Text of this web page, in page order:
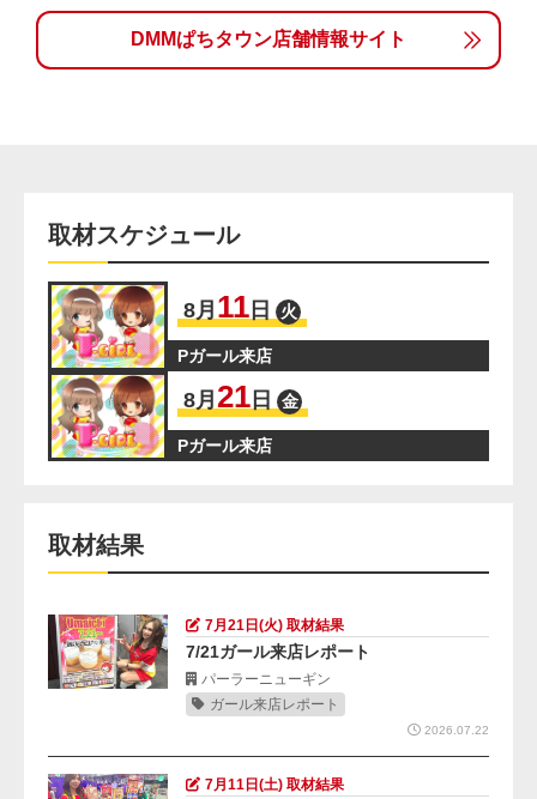
DMMぱちタウン店舗情報サイト
取材スケジュール
8月 11 日 火
Pガール来店
8月 21 日 金
Pガール来店
取材結果
7月21日(火) 取材結果
7/21ガール来店レポート
パーラーニューギン
ガール来店レポート
2026.07.22
7月11日(土) 取材結果